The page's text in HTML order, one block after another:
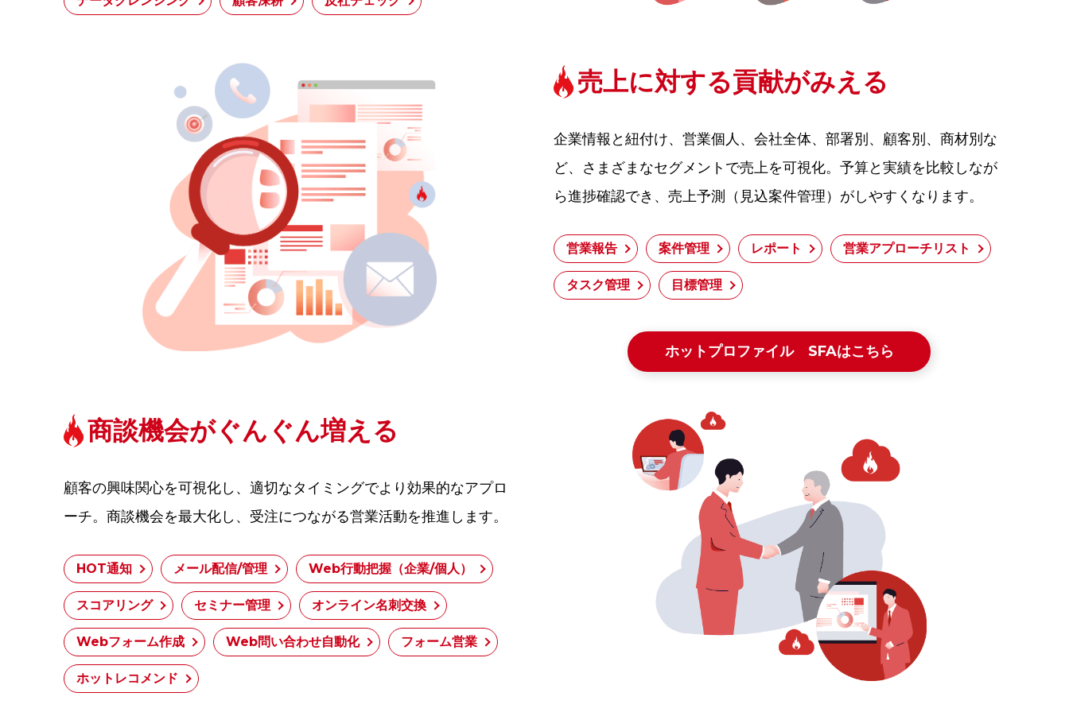
売上に対する貢献がみえる
企業情報と紐付け、営業個人、会社全体、部署別、顧客別、商材別な
ど、さまざまなセグメントで売上を可視化。予算と実績を比較しなが
ら進捗確認でき、売上予測（見込案件管理）がしやすくなります。
営業報告 案件管理 レポート 営業アプローチリスト
タスク管理 目標管理
ホットプロファイル SFAはこちら
商談機会がぐんぐん増える
顧客の興味関心を可視化し、適切なタイミングでより効果的なアプロ
ーチ。商談機会を最大化し、受注につながる営業活動を推進します。
HOT通知 メール配信/管理 Web行動把握（企業/個人）
スコアリング セミナー管理 オンライン名刺交換
Webフォーム作成 Web問い合わせ自動化 フォーム営業
ホットレコメンド